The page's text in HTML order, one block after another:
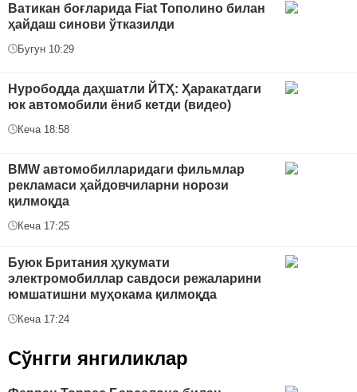
Ватикан боғларида Fiat Тополино билан
ҳайдаш синови ўтказилди
Бугун 10:29
Нурободда даҳшатли ЙТҲ: Ҳаракатдаги
юк автомобили ёниб кетди (видео)
Кеча 18:58
BMW автомобилларидаги фильмлар
рекламаси ҳайдовчиларни норози
қилмоқда
Кеча 17:25
Буюк Британия ҳукумати
электромобиллар савдоси режаларини
юмшатишни муҳокама қилмоқда
Кеча 17:24
Сўнгги янгиликлар